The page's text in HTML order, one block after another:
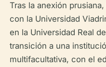
Tras la anexión
con la Universidad
en la Universidad Real
transición a una
multifacultativa, con el